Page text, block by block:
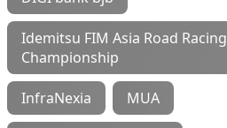
Idemitsu FIM Asia Road Racing
Championship
InfraNexia MUA